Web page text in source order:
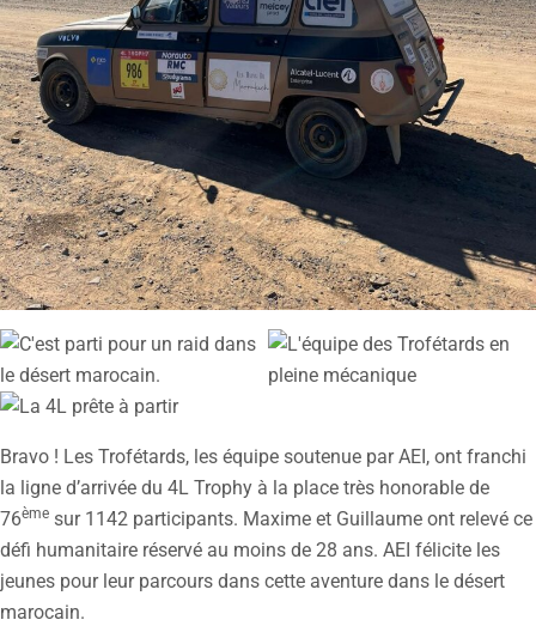
Bravo ! Les Trofétards, les équipe soutenue par AEI, ont franchi
la ligne d’arrivée du 4L Trophy à la place très honorable de
76ème sur 1142 participants. Maxime et Guillaume ont relevé ce
défi humanitaire réservé au moins de 28 ans. AEI félicite les
jeunes pour leur parcours dans cette aventure dans le désert
marocain.